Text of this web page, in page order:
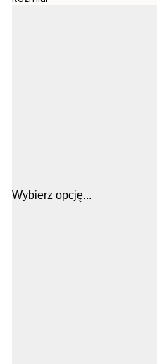
Wybierz opcję...